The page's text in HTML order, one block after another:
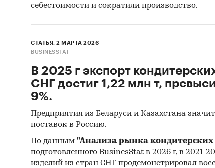
себестоимости и сократили производство.
СТАТЬЯ, 2 МАРТА 2026
BUSINESSTAT
В 2025 г экспорт
СНГ достиг 1,22 млн т,
9%.
Предприятия из Беларуси и Казахстана
поставок в Россию.
По данным "Анализа рынка кондитерских
подготовленного BusinesStat в 2026 г, в 2021-
изделий из стран СНГ продемонстрировал